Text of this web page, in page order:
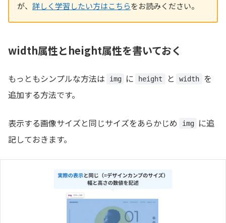
が、 詳しく学習したい方はこちらをお読みください。
width属性とheight属性を書いておく
もっともシンプルな方法は img に height と width
を
追加する方法です。
表示する画像サイズと同じサイズをあらかじめ img
に追
記しておきます。